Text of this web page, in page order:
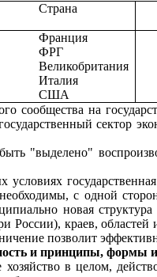
Страна
Франция
ФРГ
Великобритания
Италия
США
сообщества на
"выделе­но"
с одной
новая структура
России), краев, областей
позволит
и принципы, формы
в целом,